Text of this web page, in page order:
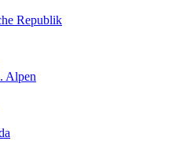
Republik
Alpen